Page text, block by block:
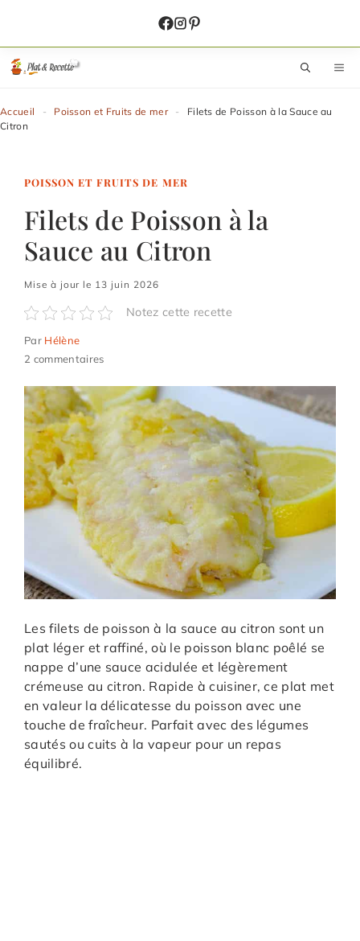
contenu
Accueil - Poisson et Fruits de mer -
Filets de Poisson à la Sauce au
Citron
POISSON ET FRUITS DE MER
Filets de Poisson à la
Sauce au Citron
Mise à jour le 13 juin 2026
Notez cette recette
Par Hélène
2 commentaires
Les filets de poisson à la sauce au citron sont un
plat léger et raffiné, où le poisson blanc poêlé se
nappe d’une sauce acidulée et légèrement
crémeuse au citron. Rapide à cuisiner, ce plat met
en valeur la délicatesse du poisson avec une
touche de fraîcheur. Parfait avec des légumes
sautés ou cuits à la vapeur pour un repas
équilibré.